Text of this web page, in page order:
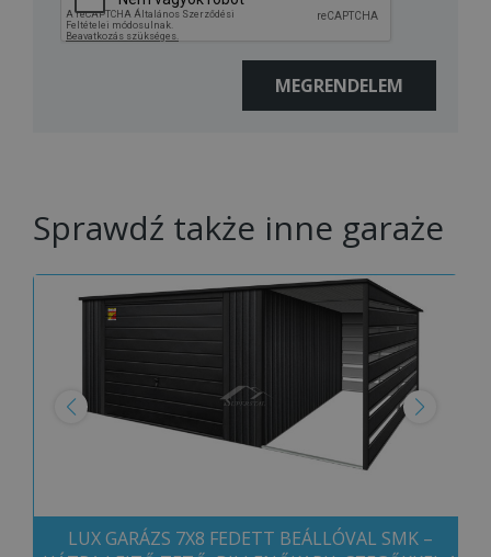
Sprawdź także inne garaże
LUX GARÁZS 7X8 FEDETT BEÁLLÓVAL SMK –